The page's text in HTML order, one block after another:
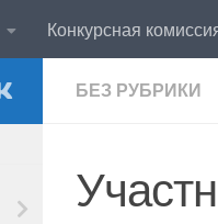
Конкурсная
БЕЗ РУБРИКИ